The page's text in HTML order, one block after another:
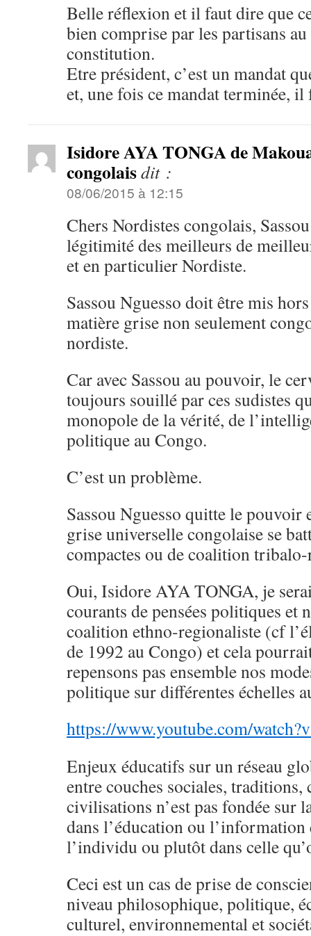
Belle réflexion et il faut dire que
bien comprise par les partisans
constitution.
Etre président, c’est un mandat
et, une fois ce mandat terminée,
Isidore AYA TONGA de
congolaisdit :
08/06/2015 à 12:15
Chers Nordistes congolais,
légitimité des meilleurs de
et en particulier Nordiste.
Sassou Nguesso doit être mis
matière grise non seulement
nordiste.
Car avec Sassou au pouvoir, le
toujours souillé par ces sudistes
monopole de la vérité, de
politique au Congo.
C’est un problème.
Sassou Nguesso quitte le pouvoir
grise universelle congolaise se
compactes ou de coalition
Oui, Isidore AYA TONGA, je
courants de pensées politiques et
coalition ethno-regionaliste (cf
de 1992 au Congo) et cela
repensons pas ensemble nos
politique sur différentes échelles
https://www.youtube.com/
Enjeux éducatifs sur un réseau
entre couches sociales, traditions,
civilisations n’est pas fondée sur
dans l’éducation ou l’information
l’individu ou plutôt dans celle
Ceci est un cas de prise de
niveau philosophique, politique,
culturel, environnemental et